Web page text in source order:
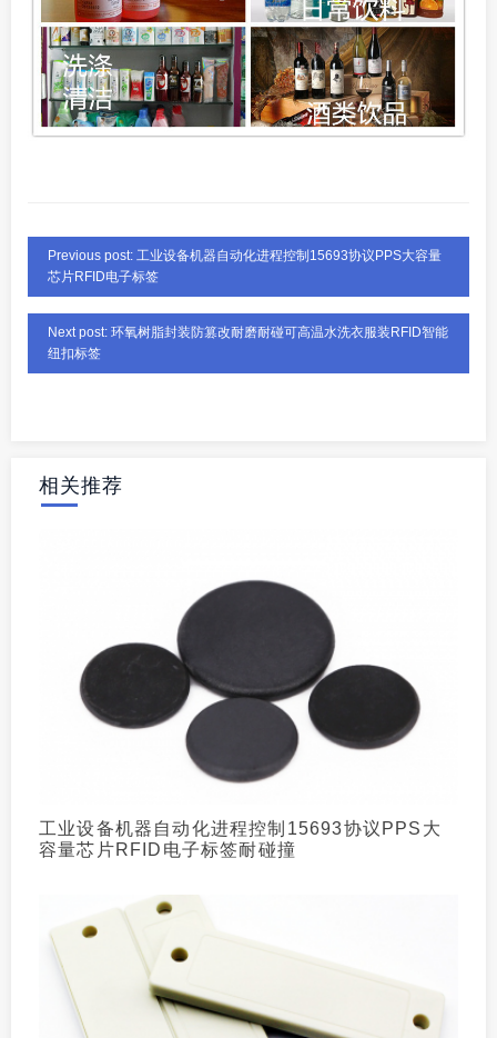
Previous post: 工业设备机器自动化进程控制15693协议PPS大容量
芯片RFID电子标签
Next post: 环氧树脂封装防篡改耐磨耐碰可高温水洗衣服装RFID智能
纽扣标签
相关推荐
工业设备机器自动化进程控制15693协议PPS大
容量芯片RFID电子标签耐碰撞